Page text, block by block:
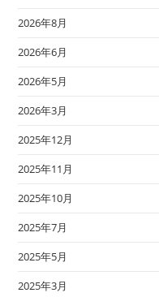
2026年8月
2026年6月
2026年5月
2026年3月
2025年12月
2025年11月
2025年10月
2025年7月
2025年5月
2025年3月